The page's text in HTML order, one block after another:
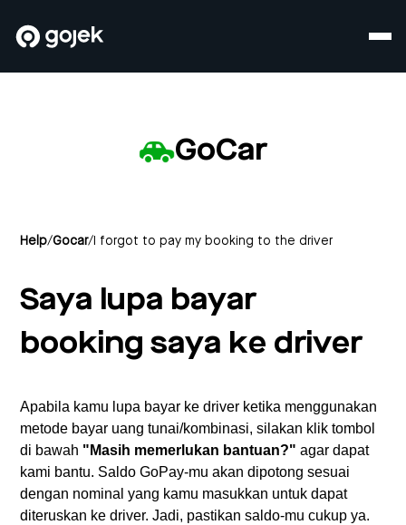
GoCar
Help/Gocar/ I forgot to pay my booking to the driver
Saya lupa bayar
booking saya ke driver
Apabila kamu lupa bayar ke driver ketika menggunakan
metode bayar uang tunai/kombinasi, silakan klik tombol
di bawah "Masih memerlukan bantuan?" agar dapat
kami bantu. Saldo GoPay-mu akan dipotong sesuai
dengan nominal yang kamu masukkan untuk dapat
diteruskan ke driver. Jadi, pastikan saldo-mu cukup ya.